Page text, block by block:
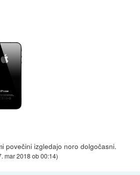
povečini izgledajo noro dolgočasni.
mar 2018 ob 00:14)